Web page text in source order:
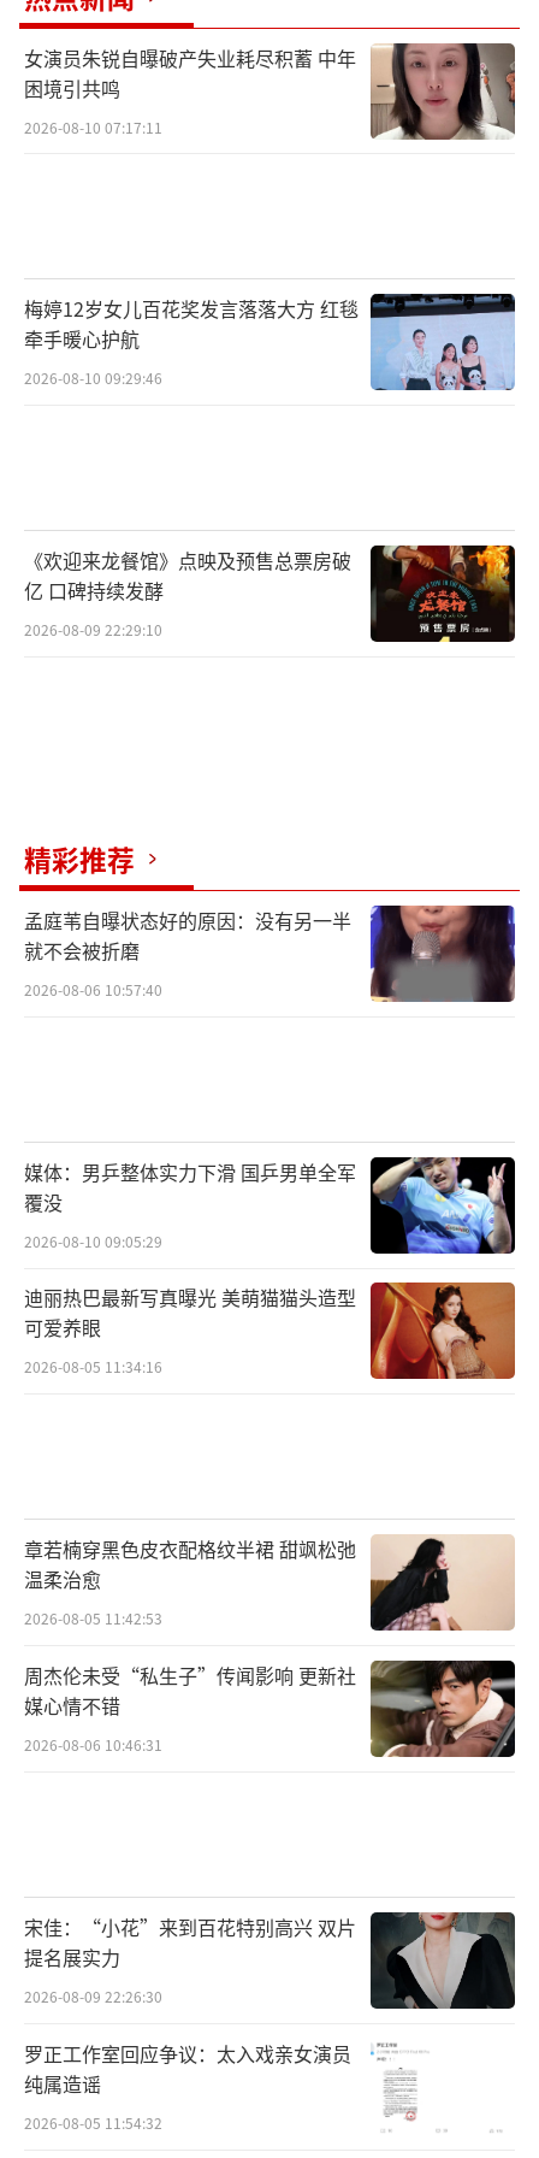
女演员朱锐自曝破产失业耗尽积蓄 中年
困境引共鸣
2026-08-10 07:17:11
梅婷12岁女儿百花奖发言落落大方 红毯
牵手暖心护航
2026-08-10 09:29:46
《欢迎来龙餐馆》点映及预售总票房破
亿 口碑持续发酵
2026-08-09 22:29:10
精彩推荐
孟庭苇自曝状态好的原因：没有另一半
就不会被折磨
2026-08-06 10:57:40
媒体：男乒整体实力下滑 国乒男单全军
覆没
2026-08-10 09:05:29
迪丽热巴最新写真曝光 美萌猫猫头造型
可爱养眼
2026-08-05 11:34:16
章若楠穿黑色皮衣配格纹半裙 甜飒松弛
温柔治愈
2026-08-05 11:42:53
周杰伦未受“私生子”传闻影响 更新社
媒心情不错
2026-08-06 10:46:31
宋佳：“小花”来到百花特别高兴 双片
提名展实力
2026-08-09 22:26:30
罗正工作室回应争议：太入戏亲女演员
纯属造谣
2026-08-05 11:54:32